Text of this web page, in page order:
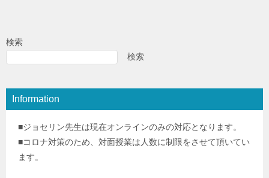
検索
検索
Information
■ジョセリン先生は現在オンラインのみの対応となります。
■コロナ対策のため、対面授業は人数に制限をさせて頂いてい
ます。